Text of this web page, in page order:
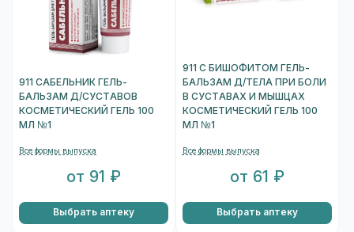
911 САБЕЛЬНИК ГЕЛЬ-
БАЛЬЗАМ Д/СУСТАВОВ
КОСМЕТИЧЕСКИЙ ГЕЛЬ 100
МЛ №1
Все формы выпуска
от 91 ₽
Выбрать аптеку
911 С БИШОФИТОМ ГЕЛЬ-
БАЛЬЗАМ Д/ТЕЛА ПРИ БОЛИ
В СУСТАВАХ И МЫШЦАХ
КОСМЕТИЧЕСКИЙ ГЕЛЬ 100
МЛ №1
Все формы выпуска
от 61 ₽
Выбрать аптеку